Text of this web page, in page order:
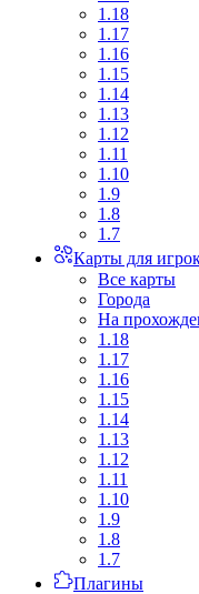
1.18
1.17
1.16
1.15
1.14
1.13
1.12
1.11
1.10
1.9
1.8
1.7
Карты для
Все карты
Города
На
1.18
1.17
1.16
1.15
1.14
1.13
1.12
1.11
1.10
1.9
1.8
1.7
Плагины